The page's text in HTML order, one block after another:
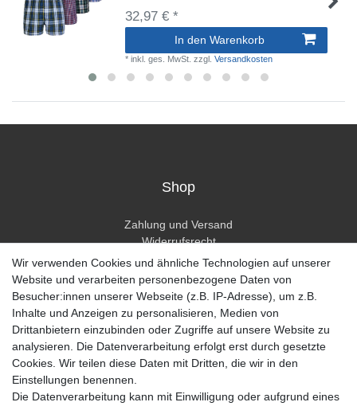
32,97 € *
In den Warenkorb
*inkl. ges. MwSt. zzgl.Versandkosten
Shop
Zahlung und Versand
Widerrufsrecht
Widerrufsformular
Hilfe
Mein Konto
Registrieren
Anmelden
Unternehmen
Wir verwenden Cookies und ähnliche Technologien auf unserer
Website und verarbeiten personenbezogene Daten von
Besucher:innen unserer Webseite (z.B. IP-Adresse), um z.B.
Inhalte und Anzeigen zu personalisieren, Medien von
Drittanbietern einzubinden oder Zugriffe auf unsere Website zu
analysieren. Die Datenverarbeitung erfolgt erst durch gesetzte
Cookies. Wir teilen diese Daten mit Dritten, die wir in den
Einstellungen benennen.
Die Datenverarbeitung kann mit Einwilligung oder aufgrund eines